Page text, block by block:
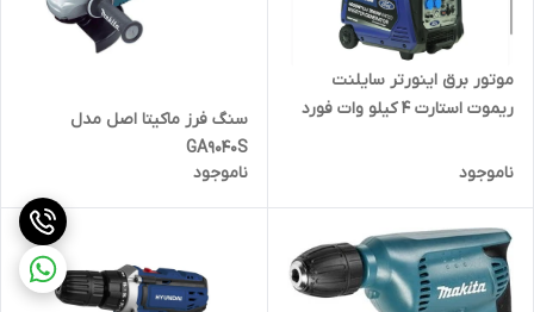
موتور برق اینورتر سایلنت
ریموت استارت 4 کیلو وات فورد
ناموجود
سنگ فرز ماکیتا اصل مدل
GA9040S
ناموجود